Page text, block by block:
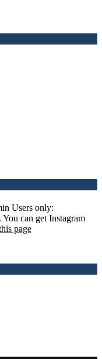
Users only:
can get Instagram
page